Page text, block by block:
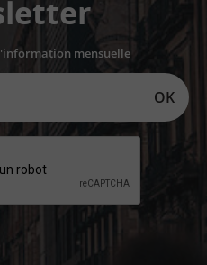
mensuelle
OK